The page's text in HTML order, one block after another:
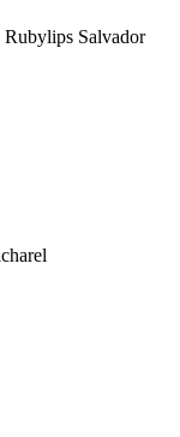
Rubylips Salvador